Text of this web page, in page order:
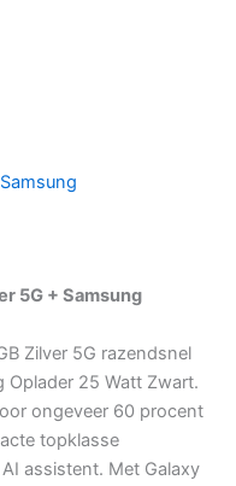
Samsung
5G + Samsung
Zilver 5G razendsnel
Oplader 25 Watt Zwart.
ongeveer 60 procent
topklasse
assistent. Met Galaxy